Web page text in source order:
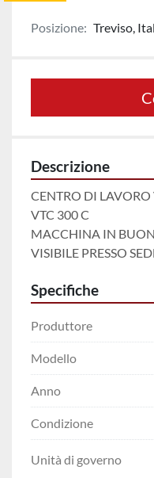
Posizione: Treviso,
Descrizione
CENTRO DI
VTC 300 C
MACCHINA IN
VISIBILE PRESSO
Specifiche
Produttore
Modello
Anno
Condizione
Unità di governo